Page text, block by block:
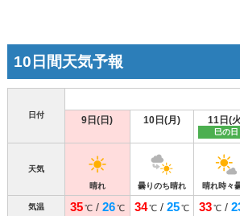
10日間天気予報
日付 9日(日) 10日(月) 11日(
巳の日
天気
晴れ
曇りのち晴れ 晴れ時々
気温 35℃/ 26℃ 34℃/ 25℃ 33℃/